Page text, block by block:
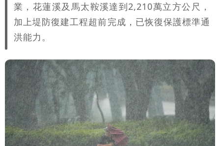
業，花蓮溪及馬太鞍溪達到2,210萬立方公尺，
加上堤防復建工程超前完成，已恢復保護標準通
洪能力。